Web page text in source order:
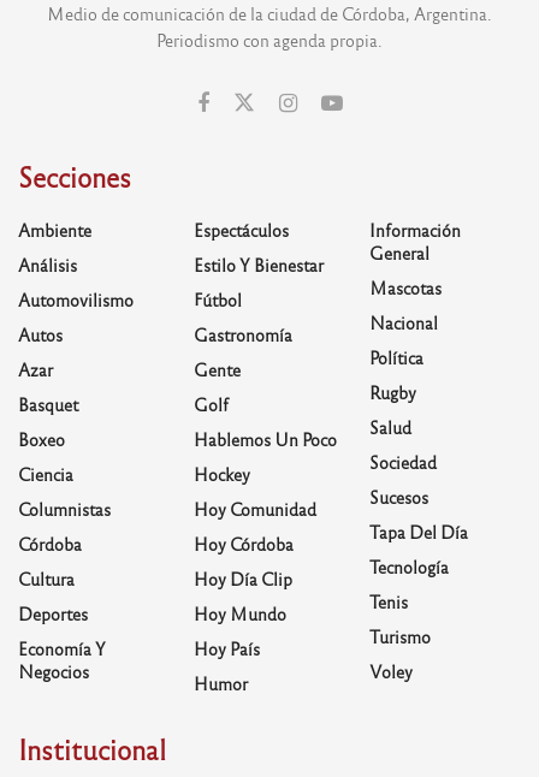
Medio de comunicación de la ciudad de Córdoba, Argentina.
Periodismo con agenda propia.
Secciones
Ambiente
Análisis
Automovilismo
Autos
Azar
Basquet
Boxeo
Ciencia
Columnistas
Córdoba
Cultura
Deportes
Economía Y
Negocios
Espectáculos
Estilo Y Bienestar
Fútbol
Gastronomía
Gente
Golf
Hablemos Un Poco
Hockey
Hoy Comunidad
Hoy Córdoba
Hoy Día Clip
Hoy Mundo
Hoy País
Humor
Información
General
Mascotas
Nacional
Política
Rugby
Salud
Sociedad
Sucesos
Tapa Del Día
Tecnología
Tenis
Turismo
Voley
Institucional